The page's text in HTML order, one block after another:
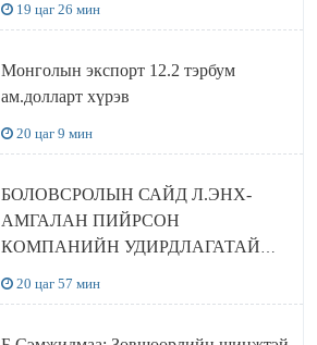
19 цаг 26 мин
Монголын экспорт 12.2 тэрбум
ам.долларт хүрэв
20 цаг 9 мин
БОЛОВСРОЛЫН САЙД Л.ЭНХ-
АМГАЛАН ПИЙРСОН
КОМПАНИЙН УДИРДЛАГАТАЙ
20 цаг 57 мин